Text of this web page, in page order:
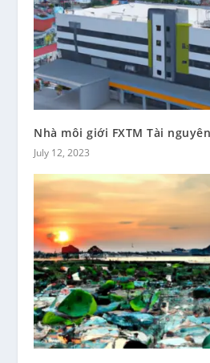
Nhà môi giới FXTM Tài
July 12, 2023